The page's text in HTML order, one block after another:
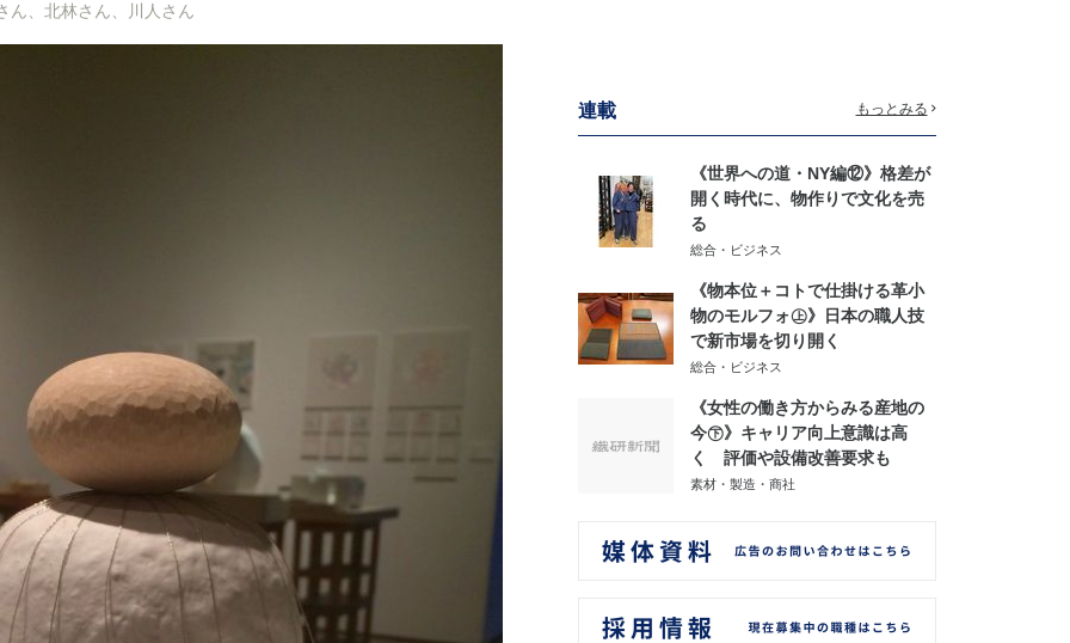
ん、北林さん、川人さん
連載 もっとみる
《世界への道・NY編⑫》格差が
開く時代に、物作りで文化を売
る
総合・ビジネス
《物本位＋コトで仕掛ける革小
物のモルフォ㊤》日本の職人技
で新市場を切り開く
総合・ビジネス
《女性の働き方からみる産地の
今㊦》キャリア向上意識は高
く 評価や設備改善要求も
素材・製造・商社